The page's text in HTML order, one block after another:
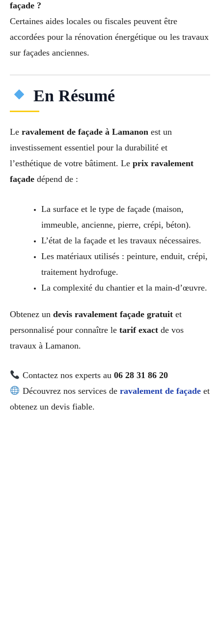
façade ?
Certaines aides locales ou fiscales peuvent être
accordées pour la rénovation énergétique ou les travaux
sur façades anciennes.
En Résumé
Le ravalement de façade à Lamanon est un
investissement essentiel pour la durabilité et
l’esthétique de votre bâtiment. Le prix ravalement
façade dépend de :
La surface et le type de façade (maison,
immeuble, ancienne, pierre, crépi, béton).
L’état de la façade et les travaux nécessaires.
Les matériaux utilisés : peinture, enduit, crépi,
traitement hydrofuge.
La complexité du chantier et la main-d’œuvre.
Obtenez un devis ravalement façade gratuit et
personnalisé pour connaître le tarif exact de vos
travaux à Lamanon.
Contactez nos experts au 06 28 31 86 20
Découvrez nos services de ravalement de façadeet
obtenez un devis fiable.